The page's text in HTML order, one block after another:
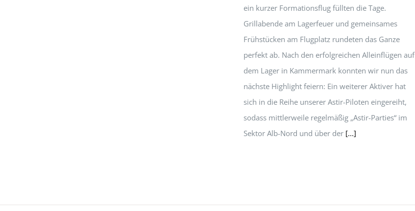
ein kurzer Formationsflug füllten die Tage.
Grillabende am Lagerfeuer und gemeinsames
Frühstücken am Flugplatz rundeten das Ganze
perfekt ab. Nach den erfolgreichen Alleinflügen auf
dem Lager in Kammermark konnten wir nun das
nächste Highlight feiern: Ein weiterer Aktiver hat
sich in die Reihe unserer Astir-Piloten eingereiht,
sodass mittlerweile regelmäßig „Astir-Parties“ im
Sektor Alb-Nord und über der [...]